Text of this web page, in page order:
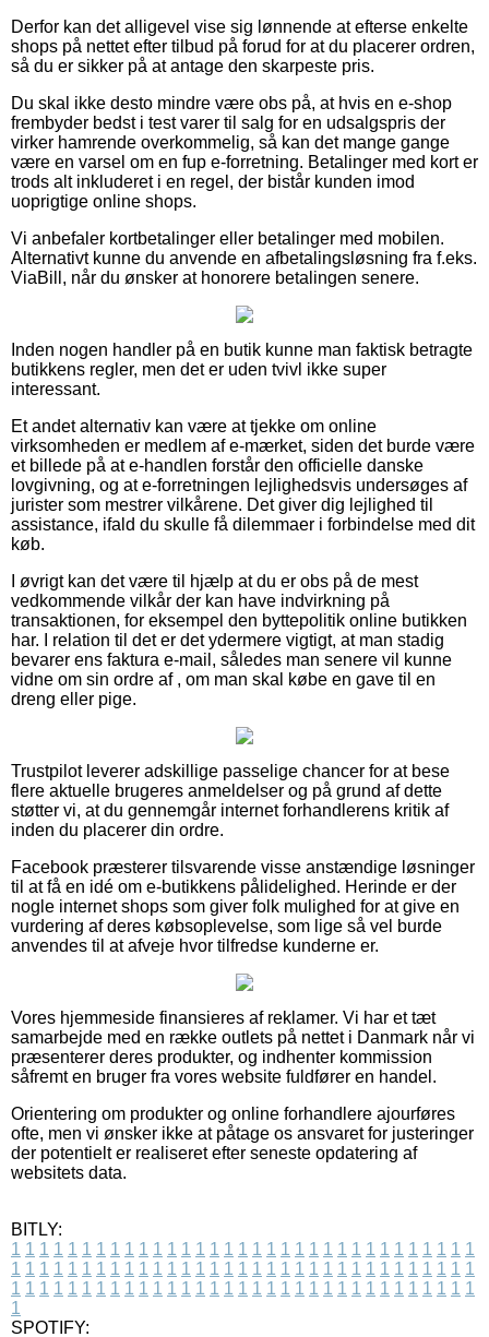
Derfor kan det alligevel vise sig lønnende at efterse enkelte
shops på nettet efter tilbud på forud for at du placerer ordren,
så du er sikker på at antage den skarpeste pris.
Du skal ikke desto mindre være obs på, at hvis en e-shop
frembyder bedst i test varer til salg for en udsalgspris der
virker hamrende overkommelig, så kan det mange gange
være en varsel om en fup e-forretning. Betalinger med kort er
trods alt inkluderet i en regel, der bistår kunden imod
uoprigtige online shops.
Vi anbefaler kortbetalinger eller betalinger med mobilen.
Alternativt kunne du anvende en afbetalingsløsning fra f.eks.
ViaBill, når du ønsker at honorere betalingen senere.
Inden nogen handler på en butik kunne man faktisk betragte
butikkens regler, men det er uden tvivl ikke super
interessant.
Et andet alternativ kan være at tjekke om online
virksomheden er medlem af e-mærket, siden det burde være
et billede på at e-handlen forstår den officielle danske
lovgivning, og at e-forretningen lejlighedsvis undersøges af
jurister som mestrer vilkårene. Det giver dig lejlighed til
assistance, ifald du skulle få dilemmaer i forbindelse med dit
køb.
I øvrigt kan det være til hjælp at du er obs på de mest
vedkommende vilkår der kan have indvirkning på
transaktionen, for eksempel den byttepolitik online butikken
har. I relation til det er det ydermere vigtigt, at man stadig
bevarer ens faktura e-mail, således man senere vil kunne
vidne om sin ordre af , om man skal købe en gave til en
dreng eller pige.
Trustpilot leverer adskillige passelige chancer for at bese
flere aktuelle brugeres anmeldelser og på grund af dette
støtter vi, at du gennemgår internet forhandlerens kritik af
inden du placerer din ordre.
Facebook præsterer tilsvarende visse anstændige løsninger
til at få en idé om e-butikkens pålidelighed. Herinde er der
nogle internet shops som giver folk mulighed for at give en
vurdering af deres købsoplevelse, som lige så vel burde
anvendes til at afveje hvor tilfredse kunderne er.
Vores hjemmeside finansieres af reklamer. Vi har et tæt
samarbejde med en række outlets på nettet i Danmark når vi
præsenterer deres produkter, og indhenter kommission
såfremt en bruger fra vores website fuldfører en handel.
Orientering om produkter og online forhandlere ajourføres
ofte, men vi ønsker ikke at påtage os ansvaret for justeringer
der potentielt er realiseret efter seneste opdatering af
websitets data.
BITLY:
1 1 1 1 1 1 1 1 1 1 1 1 1 1 1 1 1 1 1 1 1 1 1 1 1 1 1 1 1 1 1 1 1
1 1 1 1 1 1 1 1 1 1 1 1 1 1 1 1 1 1 1 1 1 1 1 1 1 1 1 1 1 1 1 1 1
1 1 1 1 1 1 1 1 1 1 1 1 1 1 1 1 1 1 1 1 1 1 1 1 1 1 1 1 1 1 1 1 1
1
SPOTIFY: